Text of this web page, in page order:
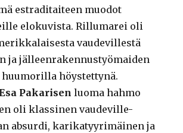
estraditaiteen muodot
elokuvista. Rillumarei oli
vaudevillestä
ja jälleenrakennustyömaiden
höystettynä.
Pakarisen luoma hahmo
oli klassinen vaudeville-
absurdi, karikatyyrimäinen ja